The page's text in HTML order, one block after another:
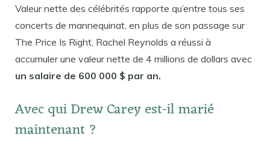
Valeur nette des célébrités rapporte qu’entre tous ses
concerts de mannequinat, en plus de son passage sur
The Price Is Right, Rachel Reynolds a réussi à
accumuler une valeur nette de 4 millions de dollars avec
un salaire de 600 000 $ par an.
Avec qui Drew Carey est-il marié
maintenant ?